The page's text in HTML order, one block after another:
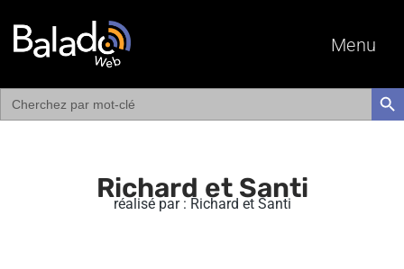
Menu
Search
for:
Richard et Santi
réalisé par : Richard et Santi